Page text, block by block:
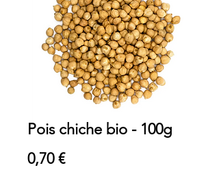
Pois chiche bio - 100g
0,70 €Prix